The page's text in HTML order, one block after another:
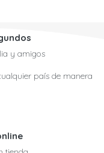
y amigos
país de manera